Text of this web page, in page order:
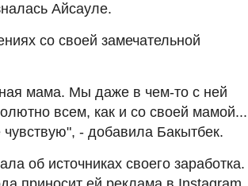
Айсауле.
со своей замечательной
мама. Мы даже в чем-то с ней
всем, как и со своей мамой...
- добавила Бакытбек.
об источниках своего заработка.